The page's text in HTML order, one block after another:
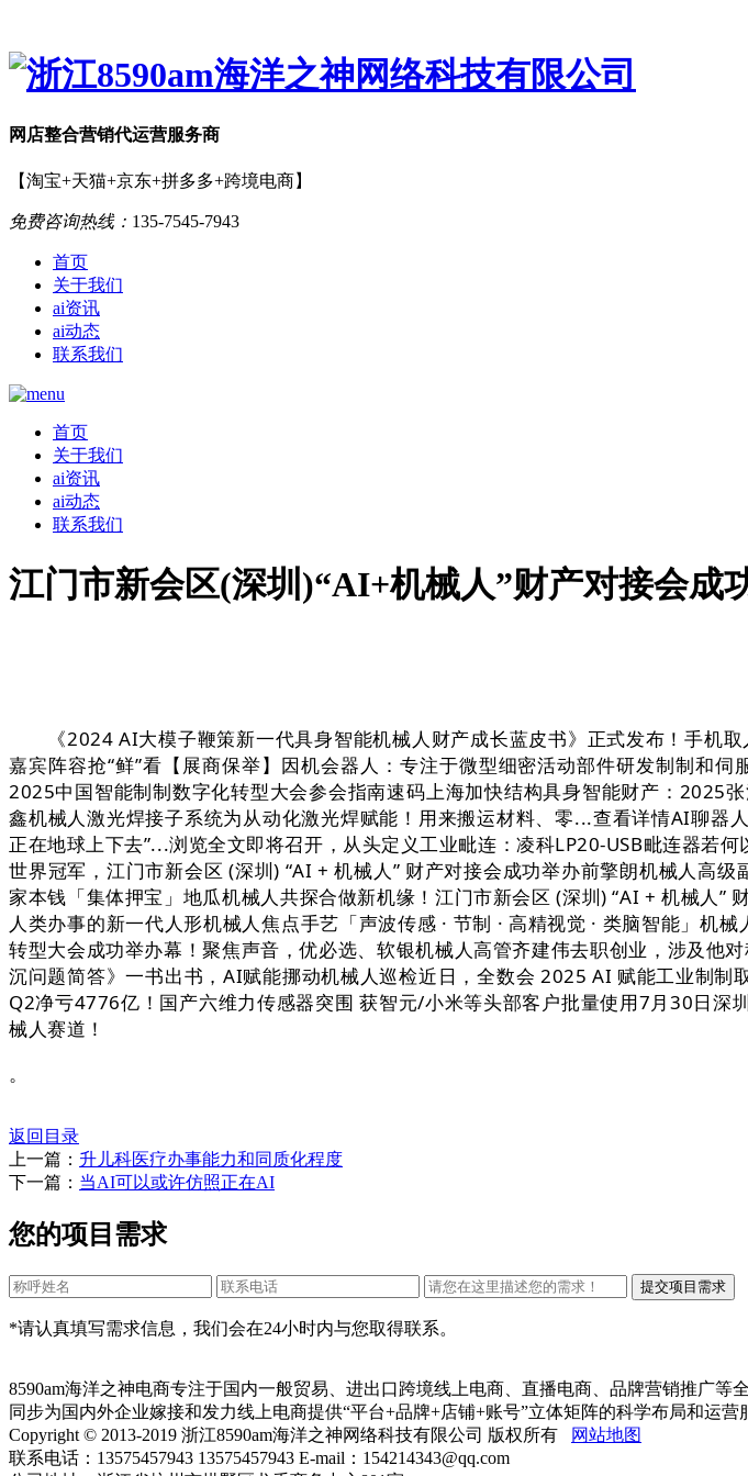
网店整合营销代运营服务商
【淘宝+天猫+京东+拼多多+跨境电商】
免费咨询热线： 135-7545-7943
首页
关于我们
ai资讯
ai动态
联系我们
首页
关于我们
ai资讯
ai动态
联系我们
江门市新会区(深圳)“AI+机械人”财产对接会成
《2024 AI大模子鞭策新一代具身智能机械人财产成长蓝皮书》正式发布！手机取
嘉宾阵容抢“鲜”看【展商保举】因机会器人：专注于微型细密活动部件研发制制和
2025中国智能制制数字化转型大会参会指南速码上海加快结构具身智能财产：2025
鑫机械人激光焊接子系统为从动化激光焊赋能！用来搬运材料、零...查看详情AI聊器
正在地球上下去”...浏览全文即将召开，从头定义工业毗连：凌科LP20-USB毗连器若
世界冠军，江门市新会区 (深圳) “AI + 机械人” 财产对接会成功举办前擎朗机械人高
家本钱「集体押宝」地瓜机械人共探合做新机缘！江门市新会区 (深圳) “AI + 机械人
人类办事的新一代人形机械人焦点手艺「声波传感 · 节制 · 高精视觉 · 类脑智能」
转型大会成功举办幕！聚焦声音，优必选、软银机械人高管齐建伟去职创业，涉及他
沉问题简答》一书出书，AI赋能挪动机械人巡检近日，全数会 2025 AI 赋能工业制
Q2净亏4776亿！国产六维力传感器突围 获智元/小米等头部客户批量使用7月30日深
械人赛道！
。
返回目录
上一篇： 升儿科医疗办事能力和同质化程度
下一篇： 当AI可以或许仿照正在AI
您的项目需求
*请认真填写需求信息，我们会在24小时内与您取得联系。
8590am海洋之神电商专注于国内一般贸易、进出口跨境线上电商、直播电商、品牌营销推广等
同步为国内外企业嫁接和发力线上电商提供“平台+品牌+店铺+账号”立体矩阵的科学布局和运营
Copyright © 2013-2019 浙江8590am海洋之神网络科技有限公司 版权所有
网站地图
联系电话：13575457943 13575457943 E-mail：154214343@qq.com